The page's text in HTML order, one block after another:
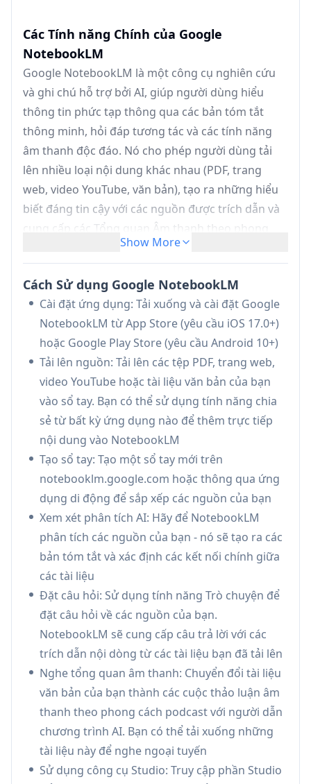
Các Tính năng Chính của Google
NotebookLM
Google NotebookLM là một công cụ nghiên cứu
và ghi chú hỗ trợ bởi AI, giúp người dùng hiểu
thông tin phức tạp thông qua các bản tóm tắt
thông minh, hỏi đáp tương tác và các tính năng
âm thanh độc đáo. Nó cho phép người dùng tải
lên nhiều loại nội dung khác nhau (PDF, trang
web, video YouTube, văn bản), tạo ra những hiểu
biết đáng tin cậy với các nguồn được trích dẫn và
cung cấp các Tổng quan Âm thanh theo phong
cách podcast có thể truy cập ngoại tuyến. Ứng
dụng di động cho phép người dùng quản lý sổ tay,
đặt câu hỏi khi đang di chuyển và chia sẻ nội dung
trực tiếp từ bất kỳ ứng dụng nào.
Xử lý Nguồn Thông minh:Tải lên và phân tích
các tệp PDF, trang web, video YouTube và tài
liệu văn bản, với AI trở thành một chuyên gia về
các nguồn của bạn để cung cấp các bản tóm
tắt và kết nối
Tổng quan Âm thanh Tương tác:Chuyển đổi
nội dung thành các cuộc thảo luận theo phong
cách podcast giữa các người dẫn chương trình
AI, với khả năng tham gia các cuộc trò chuyện
và đặt câu hỏi trong thời gian thực
Thông tin chi tiết & Hỏi đáp được Trích dẫn:
Đặt câu hỏi về nội dung của bạn và nhận câu
trả lời với các trích dẫn nội dòng, đảm bảo
thông tin đáng tin cậy và có thể kiểm chứng
Tích hợp Di động:Chia sẻ nội dung trực tiếp
lên NotebookLM từ bất kỳ ứng dụng nào và
truy cập sổ tay ngoại tuyến với hỗ trợ phát lại
nền
Các Trường hợp Sử dụng của Google
NotebookLM
Nghiên cứu Học thuật: Sinh viên và nhà nghiên
cứu có thể phân tích nhiều bài báo học thuật,
tạo bản tóm tắt và tạo ra những hiểu biết sâu
Show More
Cách Sử dụng Google NotebookLM
Cài đặt ứng dụng: Tải xuống và cài đặt Google
NotebookLM từ App Store (yêu cầu iOS 17.0+)
hoặc Google Play Store (yêu cầu Android 10+)
Tải lên nguồn: Tải lên các tệp PDF, trang web,
video YouTube hoặc tài liệu văn bản của bạn
vào sổ tay. Bạn có thể sử dụng tính năng chia
sẻ từ bất kỳ ứng dụng nào để thêm trực tiếp
nội dung vào NotebookLM
Tạo sổ tay: Tạo một sổ tay mới trên
notebooklm.google.com hoặc thông qua ứng
dụng di động để sắp xếp các nguồn của bạn
Xem xét phân tích AI: Hãy để NotebookLM
phân tích các nguồn của bạn - nó sẽ tạo ra các
bản tóm tắt và xác định các kết nối chính giữa
các tài liệu
Đặt câu hỏi: Sử dụng tính năng Trò chuyện để
đặt câu hỏi về các nguồn của bạn.
NotebookLM sẽ cung cấp câu trả lời với các
trích dẫn nội dòng từ các tài liệu bạn đã tải lên
Nghe tổng quan âm thanh: Chuyển đổi tài liệu
văn bản của bạn thành các cuộc thảo luận âm
thanh theo phong cách podcast với người dẫn
chương trình AI. Bạn có thể tải xuống những
tài liệu này để nghe ngoại tuyến
Sử dụng công cụ Studio: Truy cập phần Studio